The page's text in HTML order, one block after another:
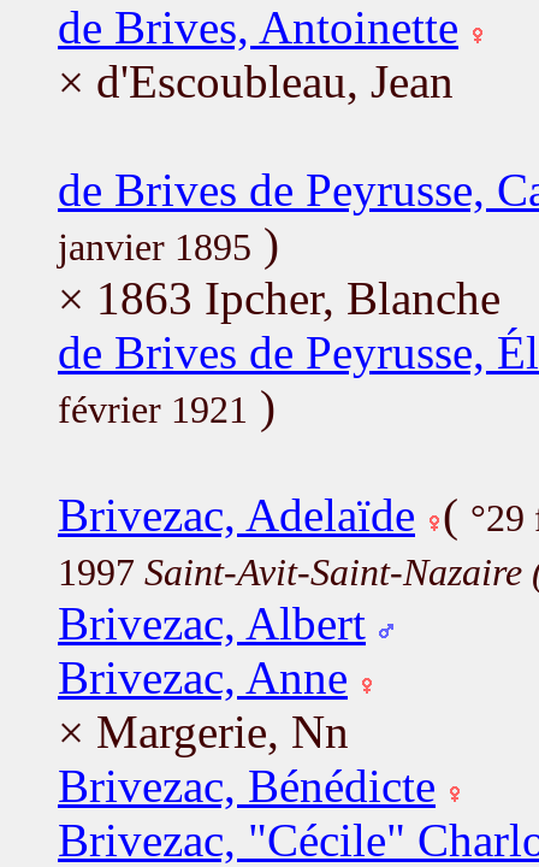
de Brives, Antoinette
× d'Escoubleau, Jean
de Brives de Peyrusse,
janvier 1895 )
× 1863 Ipcher, Blanche
de Brives de Peyrusse,
février 1921 )
Brivezac, Adelaïde (
1997 Saint-Avit-Saint-Nazaire
Brivezac, Albert
Brivezac, Anne
× Margerie, Nn
Brivezac, Bénédicte
Brivezac, "Cécile"